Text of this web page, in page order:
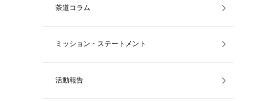
茶道コラム
ミッション・ステートメント
活動報告